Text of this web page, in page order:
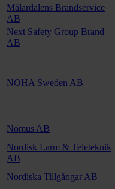
Mälardalens Brandservice
AB
Next Safety Group Brand
AB
NOHA Sweden AB
Nomus AB
Nordisk Larm & Teleteknik
AB
Nordiska Tillgångar AB